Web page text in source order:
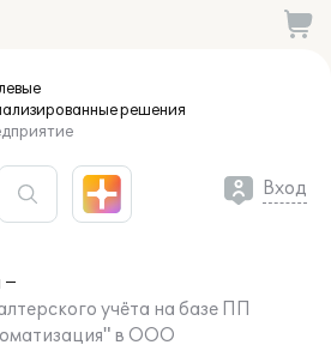
решения
Вход
учёта на базе ПП
в ООО